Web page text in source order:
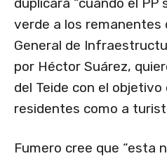
verde a los remanentes
General de
por Héctor Suárez,
del Teide con el
residentes como a
Fumero cree que “esta